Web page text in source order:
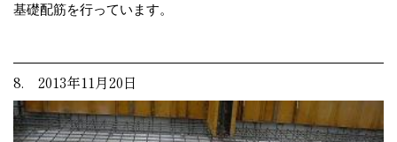
基礎配筋を行っています。
8. 2013年11月20日